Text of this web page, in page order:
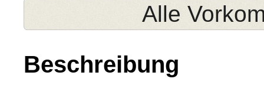
Alle
Beschreibung